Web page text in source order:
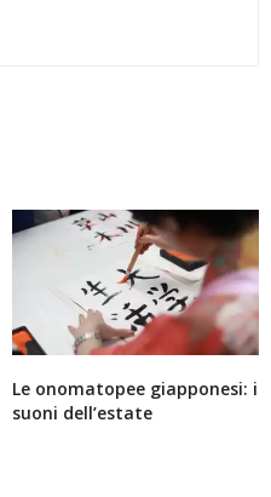
Le onomatopee giapponesi: i
suoni dell’estate